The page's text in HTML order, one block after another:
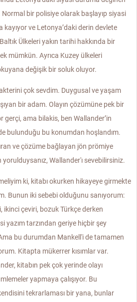
Normal bir polisiye olarak başlayıp siyasi
kayıyor ve Letonya’daki derin devlete
Ülkeleri yakın tarihi hakkında bir
mümkün. Ayrıca Kuzey ülkeleri
değişik bir soluk oluyor.
çok sevdim. Duygusal ve yaşam
bir adam. Olayın çözümüne pek bir
gerçi, ama bilakis, ben Wallander’in
bulunduğu bu konumdan hoşlandım.
ve çözüme bağlayan jön prömiye
Wallander'ı sevebilirsiniz.
ki, kitabı okurken hikayeye girmekte
Bunun iki sebebi olduğunu sanıyorum:
ikinci çeviri, bozuk Türkçe derken
yazım tarzından geriye hiçbir şey
bu durumdan Mankell'i de tamamen
Kitapta mükerrer kısımlar var.
kitabın pek çok yerinde olayı
yapmaya çalışıyor. Bu
tekrarlaması bir yana, bunlar